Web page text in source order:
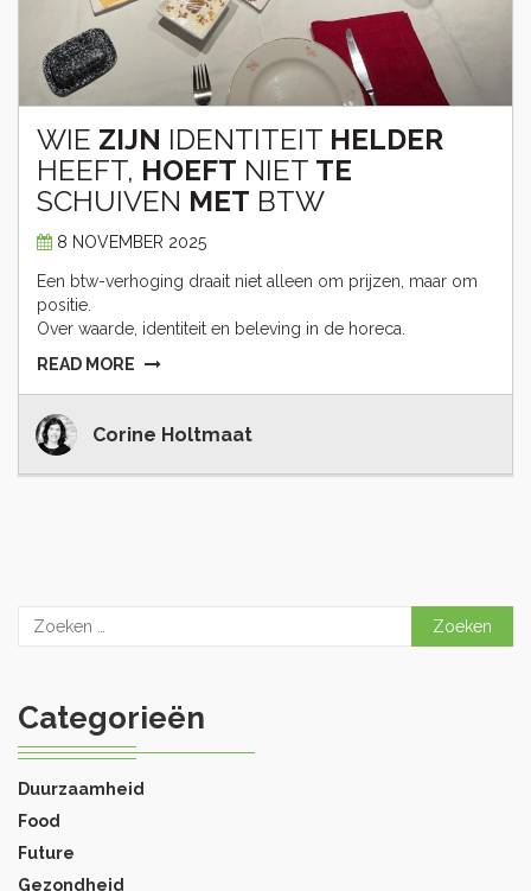
WIE ZIJN IDENTITEIT HELDER
HEEFT, HOEFT NIET TE
SCHUIVEN MET BTW
8 NOVEMBER 2025
Een btw-verhoging draait niet alleen om prijzen, maar om
positie.
Over waarde, identiteit en beleving in de horeca.
READ MORE
Corine Holtmaat
Zoeken
Categorieën
Duurzaamheid
Food
Future
Gezondheid